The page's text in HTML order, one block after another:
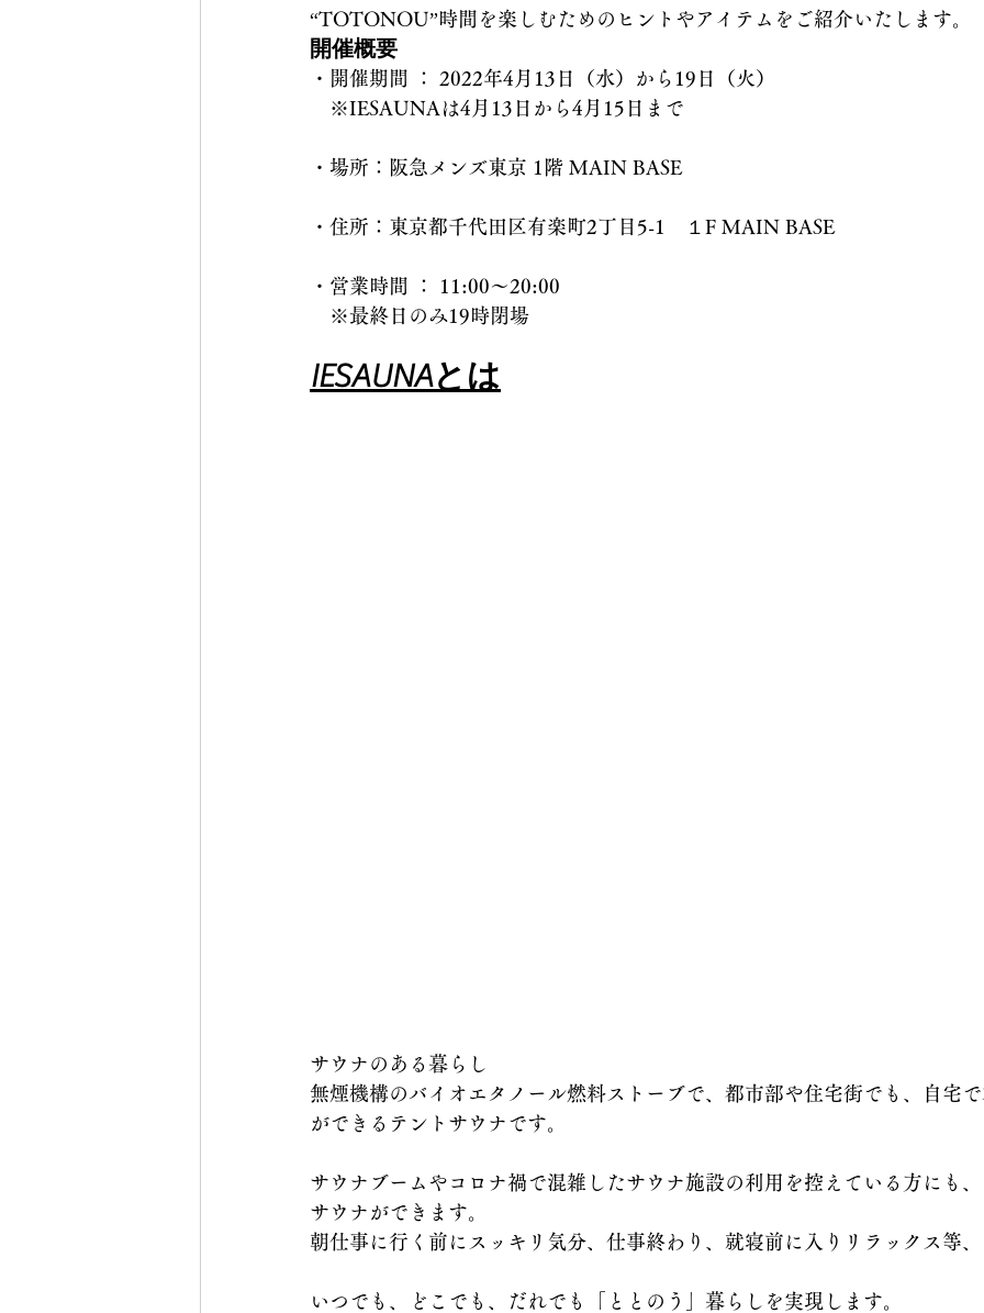
“TOTONOU”時間を楽しむためのヒントやアイテムをご紹介いたします。
開催概要
・開催期間 ： 2022年4月13日（水）から19日（火）
※IESAUNAは4月13日から4月15日まで
・場所：阪急メンズ東京 1階 MAIN BASE
・住所：東京都千代田区有楽町2丁目5-1　１F MAIN BASE
・営業時間 ： 11:00～20:00
※最終日のみ19時閉場
IESAUNAとは
サウナのある暮らし
無煙機構のバイオエタノール燃料ストーブで、都市部や住宅街でも、自宅
ができるテントサウナです。
サウナブームやコロナ禍で混雑したサウナ施設の利用を控えている方にも
サウナができます。
朝仕事に行く前にスッキリ気分、仕事終わり、就寝前に入りリラックス等、
いつでも、どこでも、だれでも「ととのう」暮らしを実現します。